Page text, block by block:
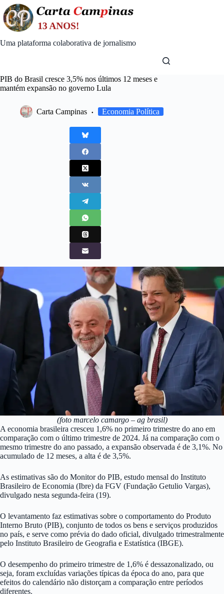
Skip
to
content
Uma plataforma colaborativa de jornalismo
PIB do Brasil cresce 3,5% nos últimos 12 meses e
mantém expansão no governo Lula
Carta Campinas Economia Política
(foto marcelo camargo – ag brasil)
A economia brasileira cresceu 1,6% no primeiro trimestre do ano em
comparação com o último trimestre de 2024. Já na comparação com o
mesmo trimestre do ano passado, a expansão observada é de 3,1%. No
acumulado de 12 meses, a alta é de 3,5%.
As estimativas são do Monitor do PIB, estudo mensal do Instituto
Brasileiro de Economia (Ibre) da FGV (Fundação Getulio Vargas),
divulgado nesta segunda-feira (19).
O levantamento faz estimativas sobre o comportamento do Produto
Interno Bruto (PIB), conjunto de todos os bens e serviços produzidos
no país, e serve como prévia do dado oficial, divulgado trimestralmente
pelo Instituto Brasileiro de Geografia e Estatística (IBGE).
O desempenho do primeiro trimestre de 1,6% é dessazonalizado, ou
seja, foram excluídas variações típicas da época do ano, para que
efeitos do calendário não distorçam a comparação entre períodos
diferentes.